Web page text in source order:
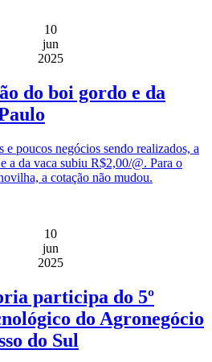
10
jun
2025
do boi gordo e da
e poucos negócios sendo realizados, a
a da vaca subiu R$2,00/@. Para o
a cotação não mudou.
10
jun
2025
participa do 5º
do Agronegócio
do Sul